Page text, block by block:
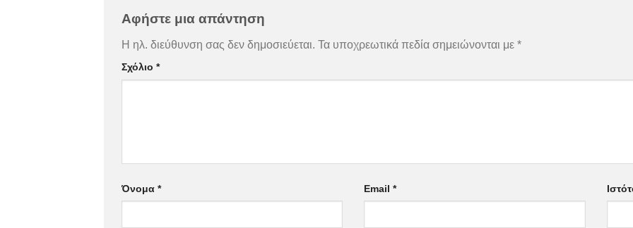
Αφήστε μια απάντηση
Η ηλ. διεύθυνση σας δεν δημοσιεύεται. Τα υποχρεωτικά πεδία σημειώνονται με *
Σχόλιο *
Όνομα * Email*